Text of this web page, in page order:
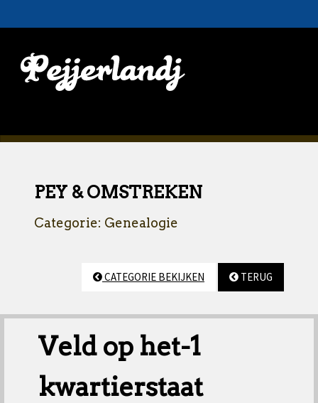
PEY & OMSTREKEN
Categorie: Genealogie
CATEGORIE BEKIJKEN TERUG
Veld op het-1
kwartierstaat